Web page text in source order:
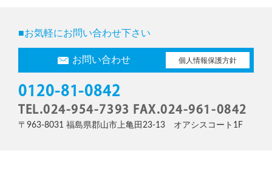
■お気軽にお問い合わせ下さい
お問い合わせ 個人情報保護方針
0120-81-0842
TEL.024-954-7393 FAX.024-961-0842
〒963-8031 福島県郡山市上亀田23-13 オアシスコート1F